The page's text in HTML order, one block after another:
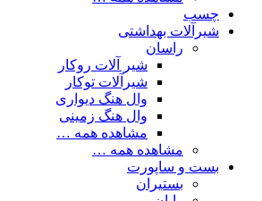
چسب
شیرآلات بهداشتی
راسان
شیر آلات روکار
شیرآلات توکار
وال هنگ دیواری
وال هنگ زمینی
مشاهده همه …
مشاهده همه …
بست و ساپورت
بستیران